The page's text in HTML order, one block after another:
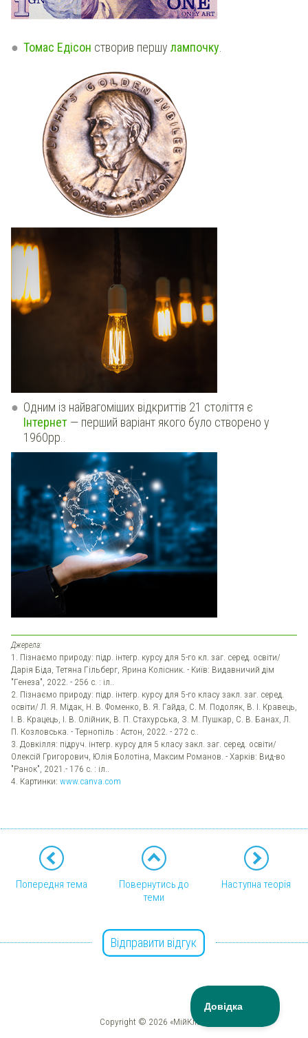
Томас Едісон створив першу лампочку.
Одним із найвагоміших відкриттів 21 століття є
Інтернет — перший варіант якого було створено у
1960рр..
Джерела:
1. Пізнаємо природу: підр. інтегр. курсу для 5-го кл. заг. серед. освіти/
Дарія Біда, Тетяна Гільберг, Ярина Колісник. - Київ: Видавничий дім
"Генеза", 2022. - 256 с. : іл..
2. Пізнаємо природу: підр. інтегр. курсу для 5-го класу закл. заг. серед.
освіти/ Л. Я. Мідак, Н. В. Фоменко, В. Я. Гайда, С. М. Подоляк, В. І. Кравець,
І. В. Крацець, І. В. Олійник, В. П. Стахурська, З. М. Пушкар, С. В. Банах, Л.
П. Козловська. - Тернопіль : Астон, 2022. - 272 с..
3. Довкілля: підруч. інтегр. курсу для 5 класу закл. заг. серед. освіти/
Олексій Григорович, Юлія Болотіна, Максим Романов. - Харків: Вид-во
"Ранок", 2021.- 176 с. : іл..
4. Картинки: www.canva.com
Попередня тема
Повернутись до
теми
Наступна теорія
Відправити відгук
Copyright © 2026 «МійКлас»